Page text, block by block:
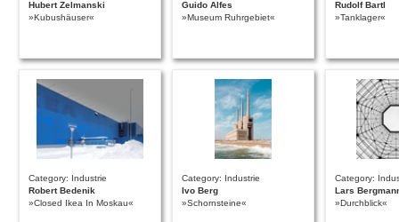
Hubert Zelmanski
»Kubushäuser«
Guido Alfes
»Museum Ruhrgebiet«
Rudolf Bartl
»Tanklager«
Category: Industrie
Robert Bedenik
»Closed Ikea In Moskau«
Category: Industrie
Ivo Berg
»Schornsteine«
Category:
Lars
»Durchblick«